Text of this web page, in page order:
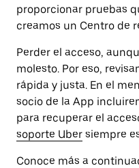
proporcionar pruebas
creamos un Centro de
Perder el acceso,
molesto. Por eso,
rápida y justa. En el
socio de la App
para recuperar el
soporte Uber siempre
Conoce más a